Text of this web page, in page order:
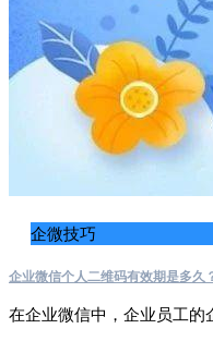
企微技巧
企业微信个人二维码有效期是多久
在企业微信中，企业员工的